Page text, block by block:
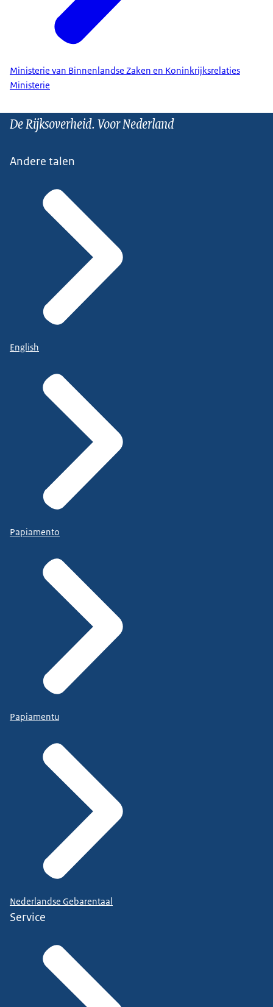
Ministerie van Binnenlandse Zaken en Koninkrijksrelaties
Ministerie
De Rijksoverheid. Voor Nederland
Andere talen
English
Papiamento
Papiamentu
Nederlandse Gebarentaal
Service